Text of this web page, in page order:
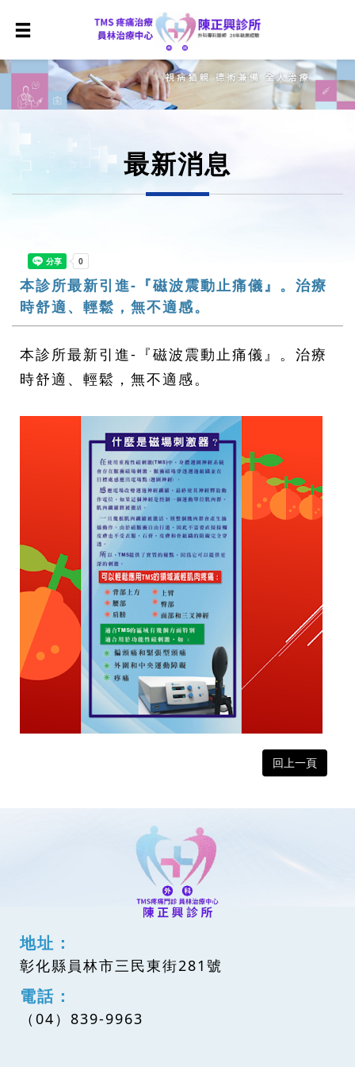
最新消息
本診所最新引進-『磁波震動止痛儀』。治療
時舒適、輕鬆，無不適感。
本診所最新引進-『磁波震動止痛儀』。治療
時舒適、輕鬆，無不適感。
回上一頁
地址：
彰化縣員林市三民東街281號
電話：
（04）839-9963